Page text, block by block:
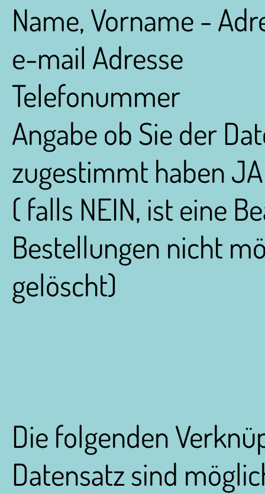
Name, Vorname -
e-mail Adresse
Telefonummer
Angabe ob Sie der
zugestimmt haben
( falls NEIN, ist eine
Bestellungen nicht
gelöscht)
Die folgenden
Datensatz sind